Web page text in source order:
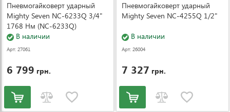
Пневмогайковерт ударный
Mighty Seven NC-6233Q 3/4"
1768 Нм (NC-6233Q)
В наличии
Арт: 27061
6 799 грн.
Пневмогайковерт ударный
Mighty Seven NC-4255Q 1/2"
В наличии
Арт: 26004
7 327 грн.